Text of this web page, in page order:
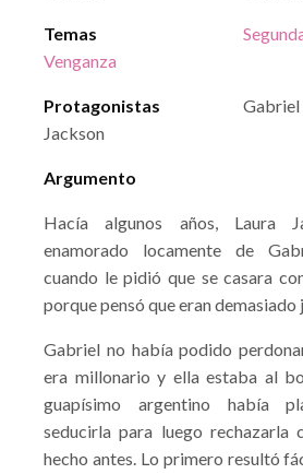
Temas
Venganza
Protagonistas
Gabriel
Jackson
Argumento
Hacía algunos años, Laura
enamorado locamente de
cuando le pidió que se casara
porque pensó que eran demasiado
Gabriel no había podido
era millonario y ella estaba al
guapísimo argentino había
seducirla para luego rechazarla
hecho antes. Lo primero resultó